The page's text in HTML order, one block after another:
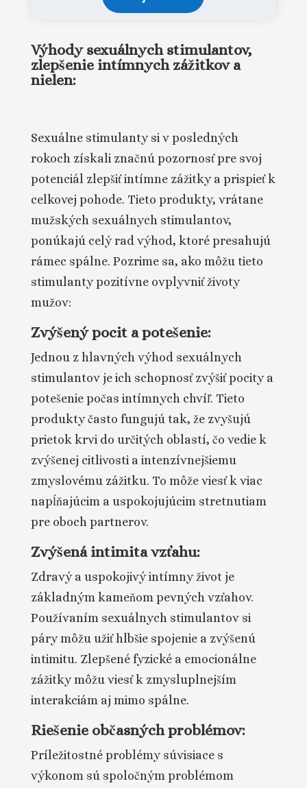
Výhody sexuálnych stimulantov,
zlepšenie intímnych zážitkov a
nielen:
Sexuálne stimulanty si v posledných
rokoch získali značnú pozornosť pre svoj
potenciál zlepšiť intímne zážitky a prispieť k
celkovej pohode. Tieto produkty, vrátane
mužských sexuálnych stimulantov,
ponúkajú celý rad výhod, ktoré presahujú
rámec spálne. Pozrime sa, ako môžu tieto
stimulanty pozitívne ovplyvniť životy
mužov:
Zvýšený pocit a potešenie:
Jednou z hlavných výhod sexuálnych
stimulantov je ich schopnosť zvýšiť pocity a
potešenie počas intímnych chvíľ. Tieto
produkty často fungujú tak, že zvyšujú
prietok krvi do určitých oblastí, čo vedie k
zvýšenej citlivosti a intenzívnejšiemu
zmyslovému zážitku. To môže viesť k viac
napĺňajúcim a uspokojujúcim stretnutiam
pre oboch partnerov.
Zvýšená intimita vzťahu:
Zdravý a uspokojivý intímny život je
základným kameňom pevných vzťahov.
Používaním sexuálnych stimulantov si
páry môžu užiť hlbšie spojenie a zvýšenú
intimitu. Zlepšené fyzické a emocionálne
zážitky môžu viesť k zmysluplnejším
interakciám aj mimo spálne.
Riešenie občasných problémov:
Príležitostné problémy súvisiace s
výkonom sú spoločným problémom